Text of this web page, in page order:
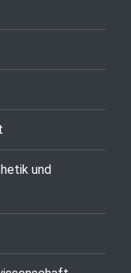
und